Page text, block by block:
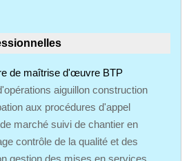
de maîtrise d'œuvre BTP
aiguillon construction
aux procédures d'appel
marché suivi de chantier en
contrôle de la qualité et des
gestion des mises en services